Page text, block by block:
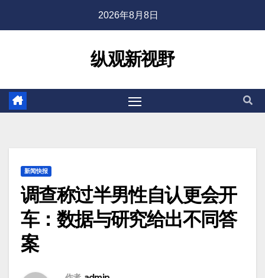
2026年8月8日
纵观新视野
新闻快报
调查称过半男性自认更会开
车：数据与研究给出不同答
案